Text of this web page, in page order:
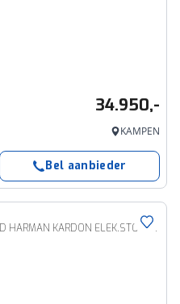
34.950,-
KAMPEN
Bel aanbieder
RECHARGE PURE ELECTRIC FULL-LED HARMAN KARDON ELEK.STOELEN ACC BLIS